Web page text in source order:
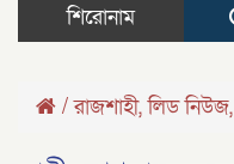
শিরোনাম
/রাজশাহী,লিড নিউজ